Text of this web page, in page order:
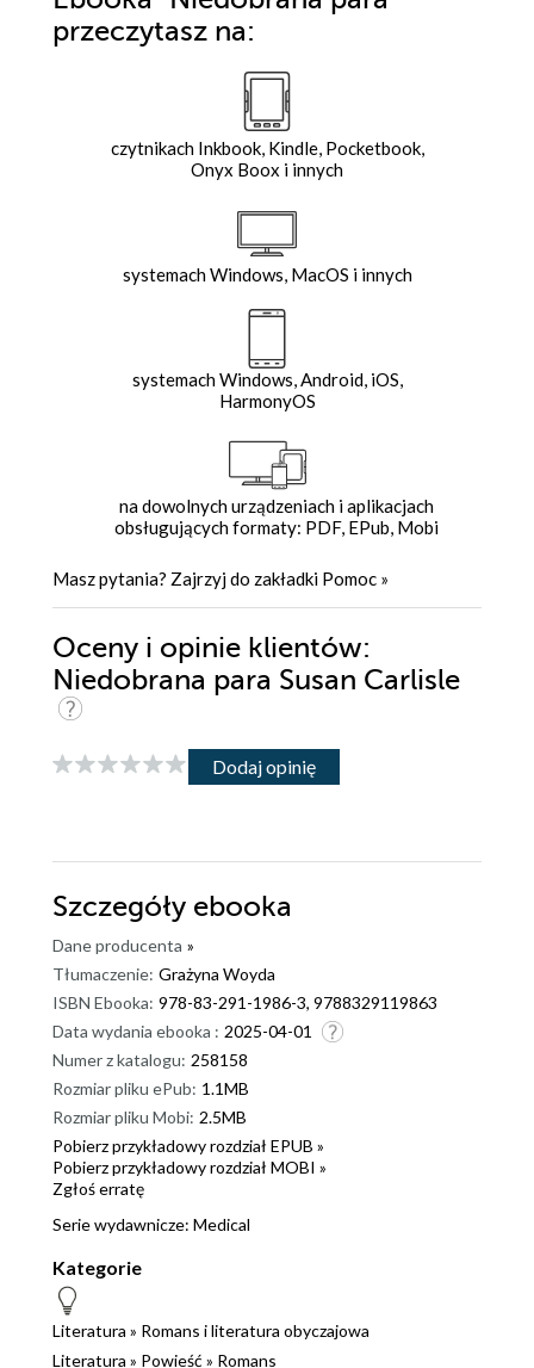
przeczytasz na:
czytnikach Inkbook, Kindle, Pocketbook,
Onyx Boox i innych
systemach Windows, MacOS i innych
systemach Windows, Android, iOS,
HarmonyOS
na dowolnych urządzeniach i aplikacjach
obsługujących formaty: PDF, EPub, Mobi
Masz pytania? Zajrzyj do zakładki Pomoc »
Oceny i opinie klientów:
Niedobrana para Susan Carlisle
Dodaj opinię
Szczegóły ebooka
Dane producenta »
Tłumaczenie: Grażyna Woyda
ISBN Ebooka: 978-83-291-1986-3, 9788329119863
Data wydania ebooka : 2025-04-01
Numer z katalogu: 258158
Rozmiar pliku ePub: 1.1MB
Rozmiar pliku Mobi: 2.5MB
Pobierz przykładowy rozdział EPUB »
Pobierz przykładowy rozdział MOBI »
Zgłoś erratę
Serie wydawnicze: Medical
Kategorie
Literatura » Romans i literatura obyczajowa
Literatura » Powieść » Romans